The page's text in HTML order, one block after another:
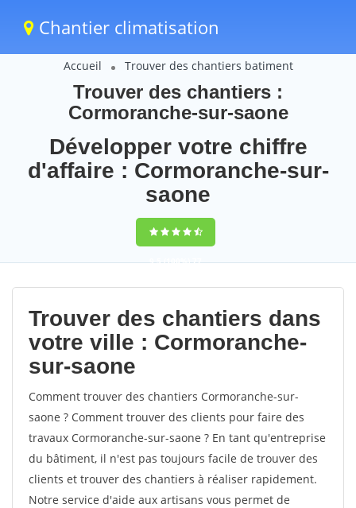
Chantier climatisation
Accueil Trouver des chantiers batiment
Trouver des chantiers :
Cormoranche-sur-saone
Développer votre chiffre
d'affaire : Cormoranche-sur-
saone
9,5(100%)77
votes
Trouver des chantiers dans
votre ville : Cormoranche-
sur-saone
Comment trouver des chantiers Cormoranche-sur-
saone ? Comment trouver des clients pour faire des
travaux Cormoranche-sur-saone ? En tant qu'entreprise
du bâtiment, il n'est pas toujours facile de trouver des
clients et trouver des chantiers à réaliser rapidement.
Notre service d'aide aux artisans vous permet de